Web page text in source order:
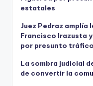
estatales
Juez Pedraz
Francisco Irazusta
por presunto
La sombra judicial
de convertir la